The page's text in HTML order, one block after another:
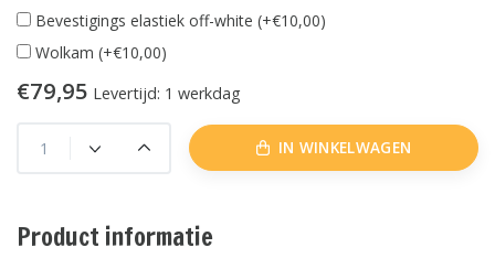
Bevestigings elastiek off-white (+€10,00)
Wolkam (+€10,00)
€79,95 Levertijd: 1 werkdag
IN WINKELWAGEN
Product informatie